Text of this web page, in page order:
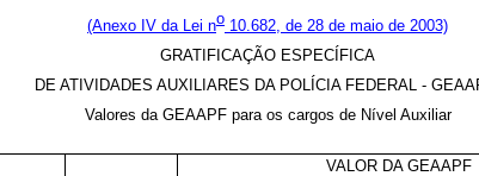
(Anexo IV da Lei no 10.682, de 28 de maio de 2003)
GRATIFICAÇÃO ESPECÍFICA
DE ATIVIDADES AUXILIARES DA POLÍCIA FEDERAL -
Valores da GEAAPF para os cargos de Nível Auxiliar
VALOR DA GEAAPF